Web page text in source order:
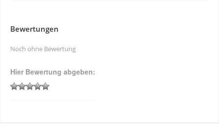
Bewertungen
Noch ohne Bewertung
Hier Bewertung abgeben: